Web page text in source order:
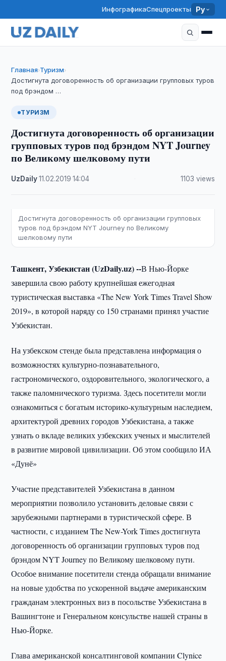
ИнфографикаСпецпроекты Ру
Главная›Туризм›
Достигнута договоренность об организации групповых туров
под брэндом …
ТУРИЗМ
Достигнута договоренность об организации
групповых туров под брэндом NYT Journey
по Великому шелковому пути
UzDaily·11.02.2019 ·14:04 1103 views
Достигнута договоренность об организации групповых
туров под брэндом NYT Journey по Великому
шелковому пути
Ташкент, Узбекистан (UzDaily.uz) --В Нью-Йорке
завершила свою работу крупнейшая ежегодная
туристическая выставка «The New York Times Travel Show
2019», в которой наряду со 150 странами принял участие
Узбекистан.
На узбекском стенде была представлена информация о
возможностях культурно-познавательного,
гастрономического, оздоровительного, экологического, а
также паломнического туризма. Здесь посетители могли
ознакомиться с богатым историко-культурным наследием,
архитектурой древних городов Узбекистана, а также
узнать о вкладе великих узбекских ученых и мыслителей
в развитие мировой цивилизации. Об этом сообщило ИА
«Дунё»
Участие представителей Узбекистана в данном
мероприятии позволило установить деловые связи с
зарубежными партнерами в туристической сфере. В
частности, с изданием The New-York Times достигнута
договоренность об организации групповых туров под
брэндом NYT Journey по Великому шелковому пути.
Особое внимание посетители стенда обращали внимание
на новые удобства по ускоренной выдаче американским
гражданам электронных виз в посольстве Узбекистана в
Вашингтоне и Генеральном консульстве нашей страны в
Нью-Йорке.
Глава американской консалтинговой компании Clynice